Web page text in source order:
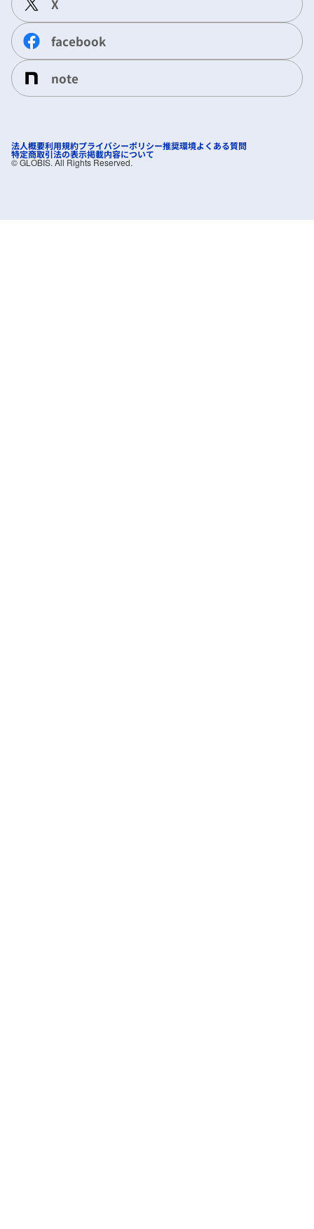
X
facebook
note
法人概要利用規約プライバシーポリシー推奨環境よくある質問
特定商取引法の表示掲載内容について
©︎ GLOBIS. All Rights Reserved.